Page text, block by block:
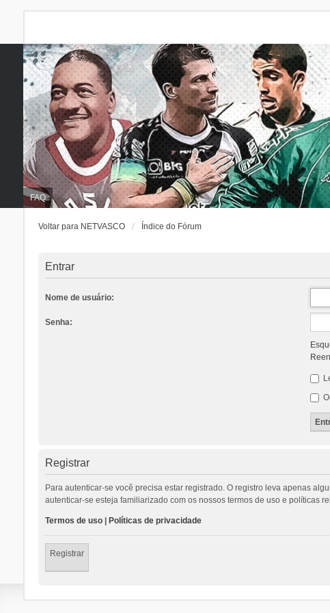
FAQ
Voltar para NETVASCO Índice do Fórum
Entrar
Nome de usuário:
Senha:
Registrar
Para autenticar-se você precisa estar registrado. O registro leva apenas
autenticar-se esteja familiarizado com os nossos termos de uso e políticas
Termos de uso| Políticas de privacidade
Registrar